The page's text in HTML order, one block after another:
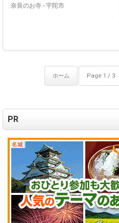
奈良のお寺 - 宇陀市
ホーム Page 1 / 3
PR